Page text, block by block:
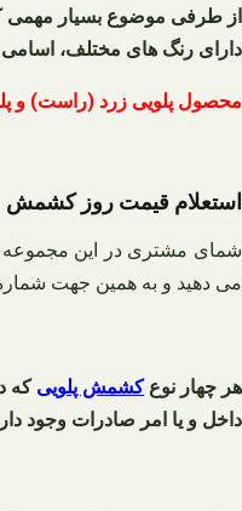
از طرفی موضوع بسیار مهمی
دارای رنگ های مختلف، اسامی
محصول پلویی زرد (راست) و
استعلام قیمت روز کشمش
شمای مشتری در این
می دهید و به همین جهت شماره
هر چهار نوعکشمش پلویی که
داخل و یا امر صادرات وجود